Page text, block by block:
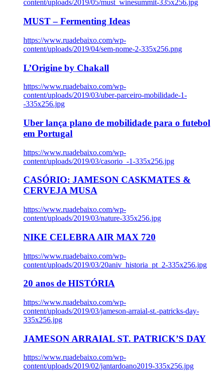
content/uploads/2019/05/must_winesummit-335x256.jpg
MUST – Fermenting Ideas
https://www.ruadebaixo.com/wp-
content/uploads/2019/04/sem-nome-2-335x256.png
L’Origine by Chakall
https://www.ruadebaixo.com/wp-
content/uploads/2019/03/uber-parceiro-mobilidade-1-
-335x256.jpg
Uber lança plano de mobilidade para o futebol
em Portugal
https://www.ruadebaixo.com/wp-
content/uploads/2019/03/casorio_-1-335x256.jpg
CASÓRIO: JAMESON CASKMATES &
CERVEJA MUSA
https://www.ruadebaixo.com/wp-
content/uploads/2019/03/nature-335x256.jpg
NIKE CELEBRA AIR MAX 720
https://www.ruadebaixo.com/wp-
content/uploads/2019/03/20aniv_historia_pt_2-335x256.jpg
20 anos de HISTÓRIA
https://www.ruadebaixo.com/wp-
content/uploads/2019/03/jameson-arraial-st.-patricks-day-
335x256.jpg
JAMESON ARRAIAL ST. PATRICK’S DAY
https://www.ruadebaixo.com/wp-
content/uploads/2019/02/jantardoano2019-335x256.jpg